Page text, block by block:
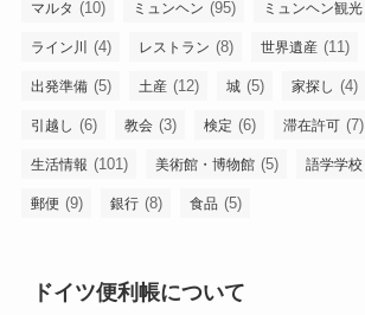
マルタ (10) ミュンヘン (95) ミュンヘン観光
ライン川 (4) レストラン (8) 世界遺産 (11)
出発準備 (5) 土産 (12) 城 (5) 家探し (4)
引越し (6) 教会 (3) 検定 (6) 滞在許可 (7)
生活情報 (101) 美術館・博物館 (5) 語学学校
郵便 (9) 銀行 (8) 食品 (5)
ドイツ便利帳について